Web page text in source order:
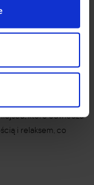
zakładania
Podłogi w
jej naturalny wygląd.
w czystości,
które odwiedza
i relaksem, co